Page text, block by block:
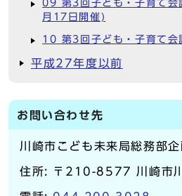
09 第3回子ども・子育て会
月17日開催)
10 第3回子ども・子育て
平成27年度以前
お問い合わせ先
川崎市こども未来局総務部企
住所: 〒210-8577 川崎市